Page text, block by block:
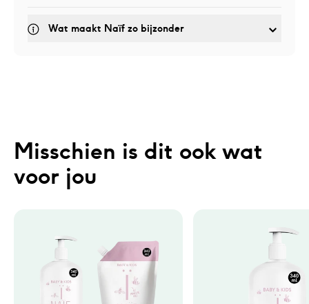
Wat maakt Naïf zo bijzonder
Misschien is dit ook wat
voor jou